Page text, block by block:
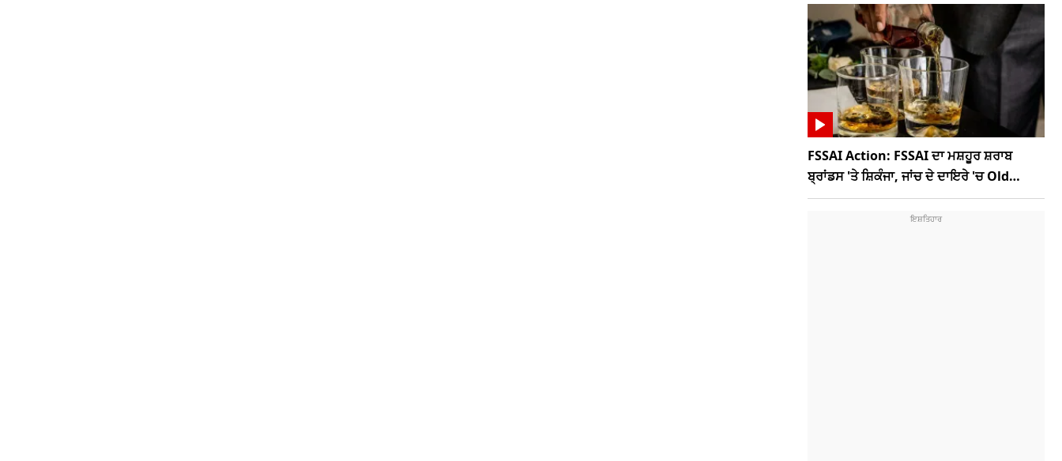
FSSAI Action: FSSAI ਦਾ ਮਸ਼ਹੂਰ ਸ਼ਰਾਬ
ਬ੍ਰਾਂਡਸ 'ਤੇ ਸ਼ਿਕੰਜਾ, ਜਾਂਚ ਦੇ ਦਾਇਰੇ 'ਚ Old
Monk, McDowells